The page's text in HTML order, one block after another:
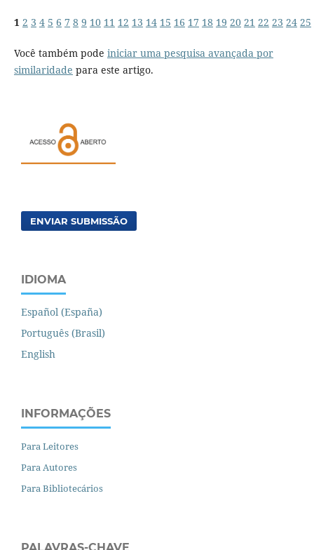
1 2 3 4 5 6 7 8 9 10 11 12 13 14 15 16 17 18 19 20 21 22 23 24 25
Você também pode iniciar uma pesquisa avançada por
similaridade para este artigo.
ENVIAR SUBMISSÃO
IDIOMA
Español (España)
Português (Brasil)
English
INFORMAÇÕES
Para Leitores
Para Autores
Para Bibliotecários